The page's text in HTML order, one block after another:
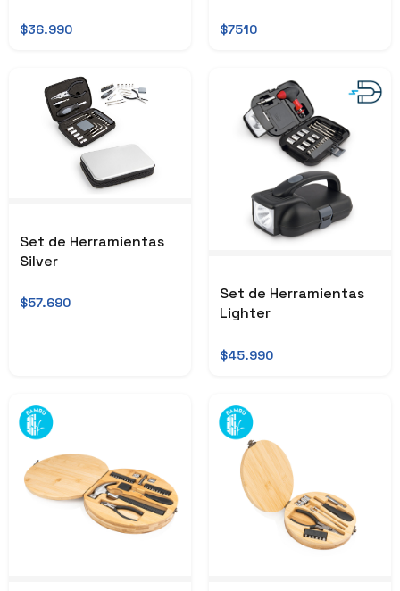
$36.990 $7510
Set de Herramientas
Silver
$57.690
Set de Herramientas
Lighter
$45.990